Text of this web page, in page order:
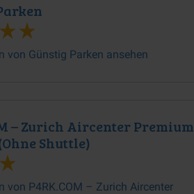
von Günstig Parken ansehen
– Zurich Aircenter Premium
Shuttle)
von P4RK.COM – Zurich Aircenter